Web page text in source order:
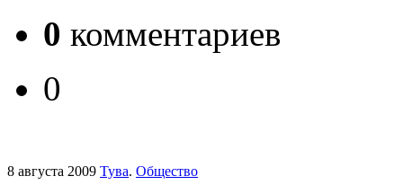
0 комментариев
0
8 августа 2009 Тува. Общество